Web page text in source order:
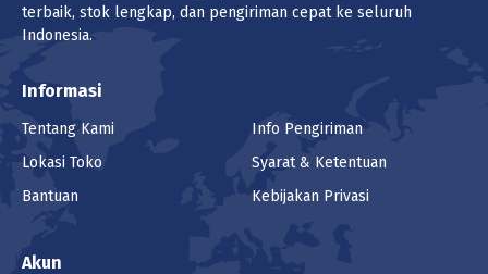
terbaik, stok lengkap, dan pengiriman cepat ke seluruh
Indonesia.
Informasi
Tentang Kami
Lokasi Toko
Bantuan
Info Pengiriman
Syarat & Ketentuan
Kebijakan Privasi
Akun